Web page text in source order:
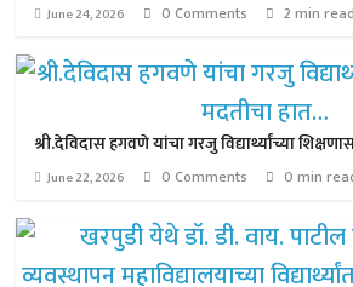
June 24, 2026 0 Comments 2 min read
श्री.देविदास हगवणे यांचा गरजु विद्यार्थ्यांच्या
June 22, 2026 0 Comments 0 min